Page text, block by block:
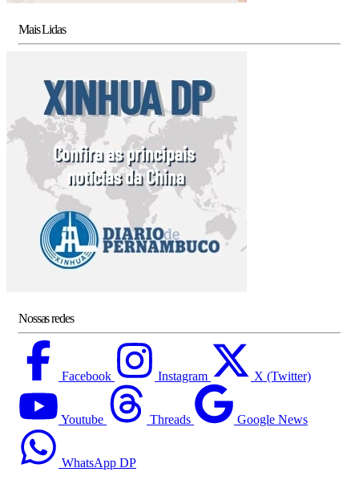
Mais Lidas
Nossas redes
Facebook Instagram X (Twitter)
Youtube Threads Google News
WhatsApp DP